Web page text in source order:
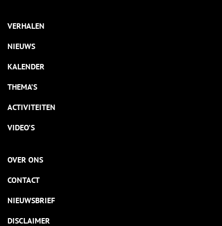
VERHALEN
NIEUWS
KALENDER
THEMA’S
ACTIVITEITEN
VIDEO’S
OVER ONS
CONTACT
NIEUWSBRIEF
DISCLAIMER